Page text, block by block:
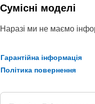
Сумісні моделі
Наразі ми не маємо
Гарантійна інформація
Політика повернення